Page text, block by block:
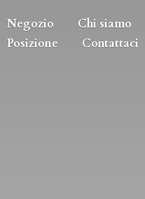
Negozio
Chi siamo
Posizione
Contattaci